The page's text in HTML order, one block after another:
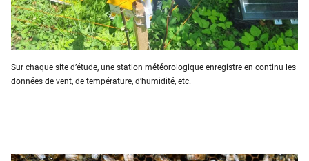
Sur chaque site d’étude, une station météorologique enregistre en continu les
données de vent, de température, d’humidité, etc.